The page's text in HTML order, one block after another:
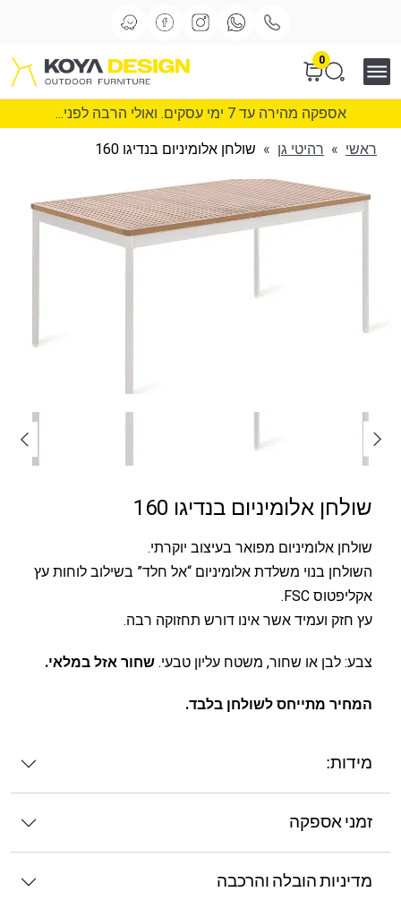
0
אספקה מהירה עד 7 ימי עסקים. ואולי הרבה לפני...
ראשי » רהיטי גן » שולחן אלומיניום בנדיגו 160
שולחן אלומיניום בנדיגו 160
שולחן אלומיניום מפואר בעיצוב יוקרתי.
השולחן בנוי משלדת אלומיניום “אל חלד” בשילוב לוחות עץ
אקליפטוס FSC.
עץ חזק ועמיד אשר אינו דורש תחזוקה רבה.
צבע: לבן או שחור, משטח עליון טבעי. שחור אזל במלאי.
המחיר מתייחס לשולחן בלבד.
מידות:
זמני אספקה
מדיניות הובלה והרכבה